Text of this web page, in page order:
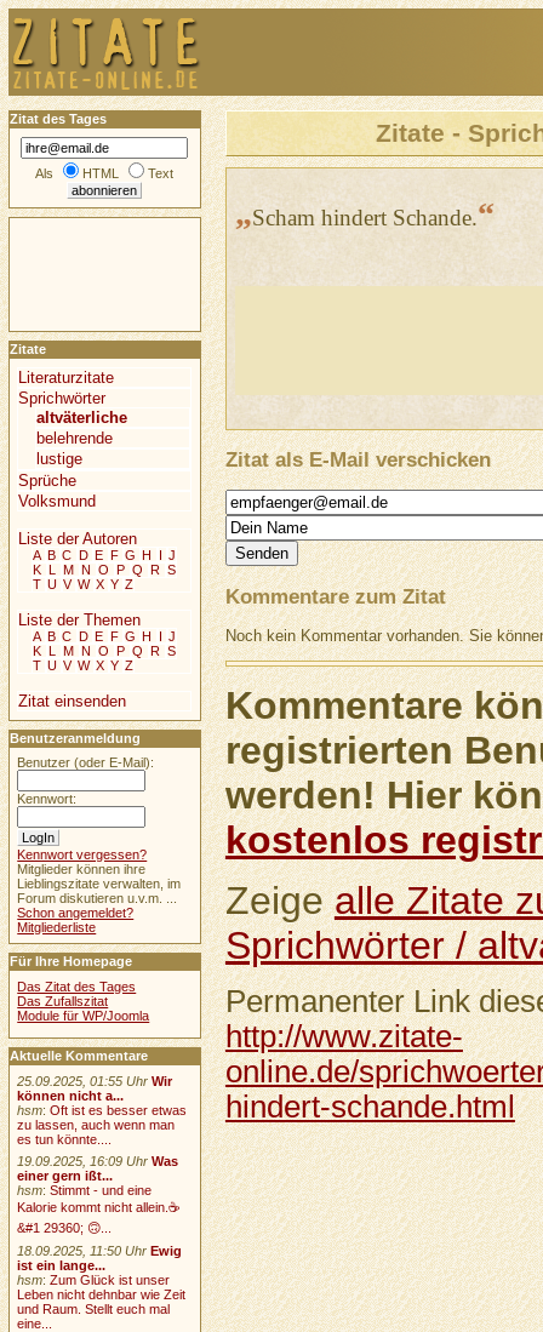
Zitate -
„Scham hindert Schande.“
Zitat als E-Mail verschicken
Kommentare zum Zitat
Noch kein Kommentar vorhanden. Sie
Kommentare
registrierten
werden! Hier
kostenlos
Zeigealle Zitate
Sprichwörter /
Permanenter Link
http://www.zitate-
online.de/
hindert-schande.html
Zitat des Tages
Als HTML Text
Zitate
Literaturzitate
Sprichwörter
altväterliche
belehrende
lustige
Sprüche
Volksmund
Liste der Autoren
A B C D E F G H I J
K L M N O P Q R S
T U V W X Y Z
Liste der Themen
A B C D E F G H I J
K L M N O P Q R S
T U V W X Y Z
Zitat einsenden
Benutzeranmeldung
Benutzer (oder E-Mail):
Kennwort:
Kennwort vergessen?
Mitglieder können ihre
Lieblingszitate verwalten, im
Forum diskutieren u.v.m. ...
Schon angemeldet?
Mitgliederliste
Für Ihre Homepage
Das Zitat des Tages
Das Zufallszitat
Module für WP/Joomla
Aktuelle Kommentare
25.09.2025, 01:55 Uhr Wir
können nicht a...
hsm:Oft ist es besser etwas
zu lassen, auch wenn man
es tun könnte....
19.09.2025, 16:09 Uhr Was
einer gern ißt...
hsm:Stimmt - und eine
Kalorie kommt nicht allein.☕
&#1 29360; 🙃...
18.09.2025, 11:50 Uhr Ewig
ist ein lange...
hsm:Zum Glück ist unser
Leben nicht dehnbar wie Zeit
und Raum. Stellt euch mal
eine...